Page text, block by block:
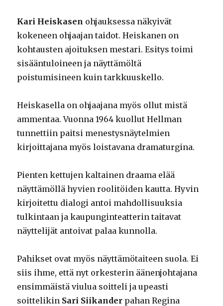
Kari Heiskasen ohjauksessa näkyivät
kokeneen ohjaajan taidot. Heiskanen on
kohtausten ajoituksen mestari. Esitys toimi
sisääntuloineen ja näyttämöltä
poistumisineen kuin tarkkuuskello.
Heiskasella on ohjaajana myös ollut mistä
ammentaa. Vuonna 1964 kuollut Hellman
tunnettiin paitsi menestysnäytelmien
kirjoittajana myös loistavana dramaturgina.
Pienten kettujen kaltainen draama elää
näyttämöllä hyvien roolitöiden kautta. Hyvin
kirjoitettu dialogi antoi mahdollisuuksia
tulkintaan ja kaupunginteatterin taitavat
näyttelijät antoivat palaa kunnolla.
Pahikset ovat myös näyttämötaiteen suola. Ei
siis ihme, että nyt orkesterin äänenjohtajana
ensimmäistä viulua soitteli ja upeasti
soittelikin Sari Siikander pahan Regina